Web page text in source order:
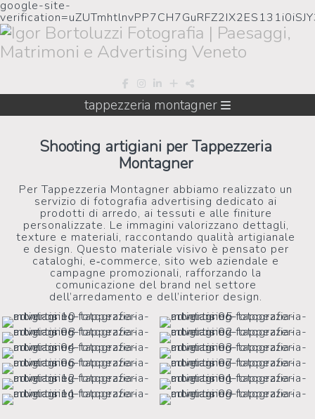
google-site-
tappezzeria montagner
Shooting artigiani per Tappezzeria
Montagner
Per Tappezzeria Montagner abbiamo realizzato un
servizio di fotografia advertising dedicato ai
prodotti di arredo, ai tessuti e alle finiture
personalizzate. Le immagini valorizzano dettagli,
texture e materiali, raccontando qualità artigianale
e design. Questo materiale visivo è pensato per
cataloghi, e‑commerce, sito web aziendale e
campagne promozionali, rafforzando la
comunicazione del brand nel settore
dell’arredamento e dell’interior design.